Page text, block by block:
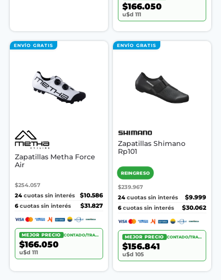
$166.050
u$d 111
ENVÍO GRATIS
Zapatillas Metha Force
Air
$254.057
24 cuotas sin interés
$10.586
6 cuotas sin interés $31.827
MEJOR PRECIO CONTADO/TRANSF.
$166.050
u$d 111
ENVÍO GRATIS
Zapatillas Shimano
Rp101
REINGRESO
$239.967
24 cuotas sin interés
$9.999
6 cuotas sin interés $30.062
MEJOR PRECIO CONTADO/TRANSF.
$156.841
u$d 105